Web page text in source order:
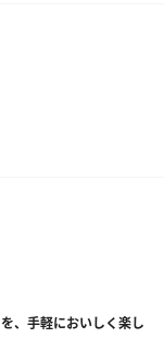
、手軽においしく楽し